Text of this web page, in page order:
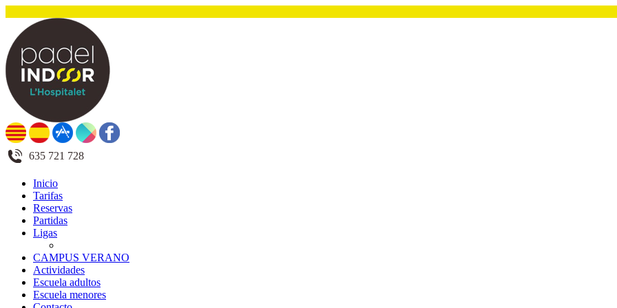
635 721 728
Inicio
Tarifas
Reservas
Partidas
Ligas
CAMPUS VERANO
Actividades
Escuela adultos
Escuela menores